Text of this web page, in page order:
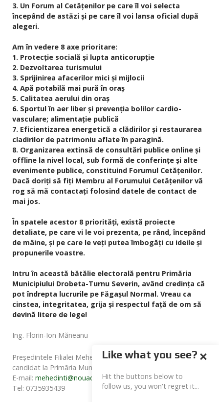
3. Un Forum al Cetăţenilor pe care îl voi selecta
începând de astăzi şi pe care îl voi lansa oficial după
alegeri.
Am în vedere 8 axe prioritare:
1. Protecţie socială şi lupta anticorupţie
2. Dezvoltarea turismului
3. Sprijinirea afacerilor mici şi mijlocii
4. Apă potabilă mai pură în oraş
5. Calitatea aerului din oraş
6. Sportul în aer liber şi prevenţia bolilor cardio-
vasculare; alimentație publică
7. Eficientizarea energetică a clădirilor şi restaurarea
cladirilor de patrimoniu aflate în paragină.
8. Organizarea extinsă de consultări publice online şi
offline la nivel local, sub formă de conferinţe şi alte
evenimente publice, constituind Forumul Cetăţenilor.
Dacă doriţi să fiţi Membru al Forumului Cetăţenilor vă
rog să mă contactaţi folosind datele de contact de
mai jos.
În spatele acestor 8 priorităţi, există proiecte
detaliate, pe care vi le voi prezenta, pe rând, începând
de mâine, şi pe care le veţi putea îmbogăţi cu ideile şi
propunerile voastre.
Intru în această bătălie electorală pentru Primăria
Municipiului Drobeta-Turnu Severin, având credința că
pot îndrepta lucrurile pe Făgașul Normal. Vreau ca
cinstea, integritatea, grija şi respectul față de om să
devină litere de lege!
Ing. Florin-Ion Măneanu
Preşedintele Filialei Mehedinți a Partidului Noua Dreaptă,
candidat la Primăria Municipiului Drobeta-Turnu Severin
E-mail: mehedinti@nouadreapta.org
Tel: 0735935439
Like what you see?
Hit the buttons below to
follow us, you won't regret it...